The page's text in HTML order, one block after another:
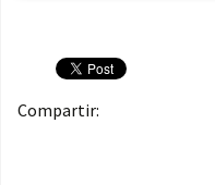
Compartir: